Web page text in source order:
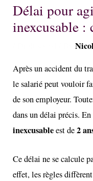
Délai pour
inexcusable :
/ By
Après un accident du
le salarié peut vouloir
de son employeur.
dans un délai précis.
inexcusableest de2
Ce délai ne se calcule
effet, les règles